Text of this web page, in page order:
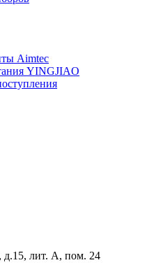
Aimtec
YINGJIAO
д.15, лит. А, пом. 24